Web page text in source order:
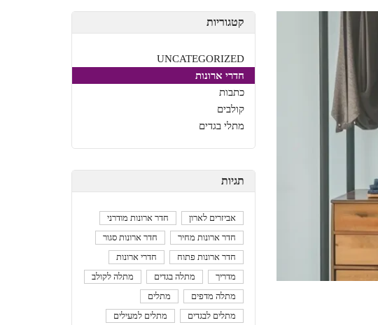
קטגוריות
UNCATEGORIZED
חדרי ארונות
כתבות
קולבים
מתלי בגדים
תגיות
אביזרים לארון
חדר ארונות מודרני
חדר ארונות מחיר
חדר ארונות סגור
חדר ארונות פתוח
חדרי ארונות
מדריך
מתלה בגדים
מתלה לקולב
מתלה מדפים
מתלים
מתלים לבגדים
מתלים למעילים